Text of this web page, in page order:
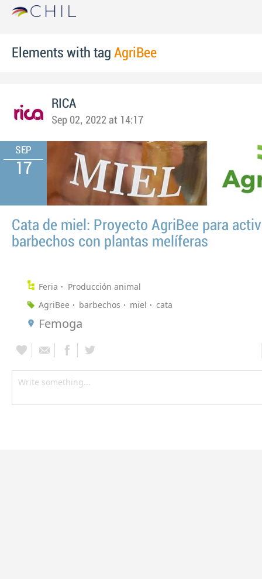
Elements with tag AgriBee
RICA
Sep 02, 2022 at 14:17
SEP
17
Cata de miel: Proyecto AgriBee para
barbechos con plantas melíferas
Feria
Producción animal
AgriBee
barbechos miel cata
Femoga